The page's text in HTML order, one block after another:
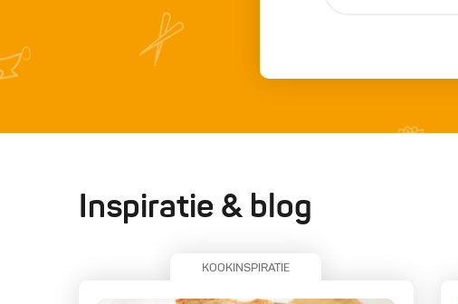
Inspiratie & blog
KOOKINSPIRATIE